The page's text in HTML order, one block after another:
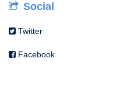
Social
Twitter
Facebook